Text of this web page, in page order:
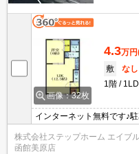
画像：32枚
4.3万円
敷
なし
1階
インターネット無料です♪
株式会社ステップホーム エイブ
函館美原店